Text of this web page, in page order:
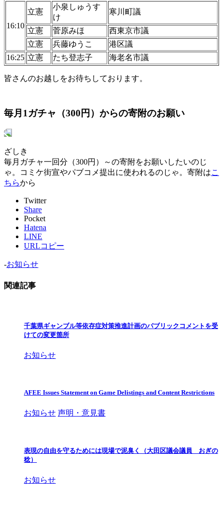
16:10
立憲
小泉しゅうす
け
寒川町議
立憲 菅原みほ
西東京市議
立憲
兵藤ゆうこ
港区議
16:25 立憲 たち登志子 海老名市議
皆さんのお越しをお待ちしております。
毎月1ガチャ（300円）からの寄附のお願い
ざしき
毎月ガチャ一回分（300円）～の寄附をお願いしたいのじ
ゃ。コミケ街宣やパブコメ提出に使われるのじゃ。寄附はこ
ちらから
Twitter
Share
Pocket
Hatena
LINE
URLコピー
-お知らせ
関連記事
千葉県ギャンブル等依存症対策推進計画のパブリックコメントを受
けての変更箇所
お知らせ
AFEE Issues Statement on Game Delistings and Content Restrictions
お知らせ 声明・意見書
表現の自由を守るためには現場で泥臭く（大田区議会議員 おぎの
稔）
お知らせ